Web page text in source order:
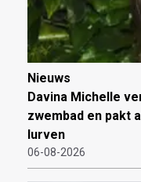
Nieuws
Davina Michelle
zwembad en pakt
lurven
06-08-2026